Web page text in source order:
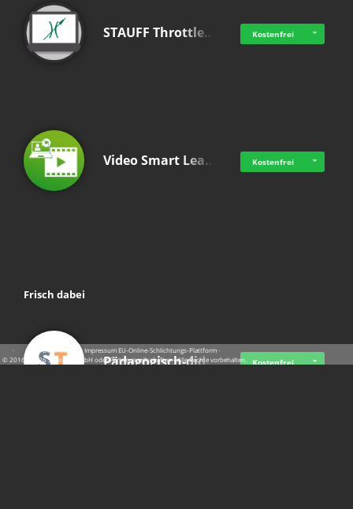
STAUFF Throttle… Kostenfrei
Video Smart Lea… Kostenfrei
Frisch dabei
Pädagogisch-did… Kostenfrei
· · ·Datenschutz ·Impressum EU-Online-Schlichtungs-Plattform·
© 2016 - 2026 SupraTix GmbH oder Partnergesellschaften - Alle Rechte vorbehalten.